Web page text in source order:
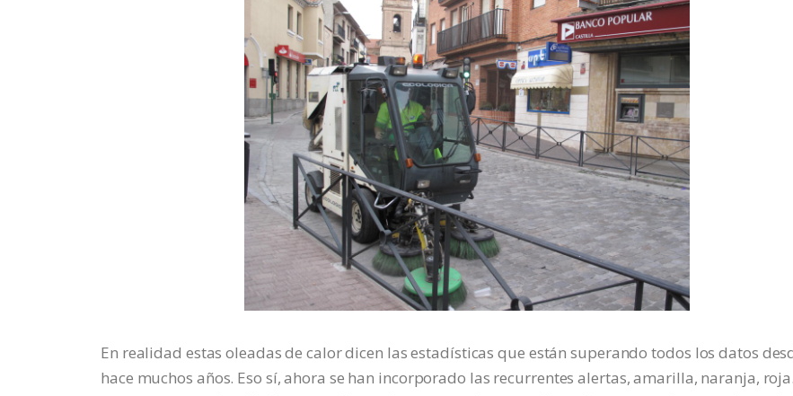
En realidad estas oleadas de calor dicen las estadísticas que están superando todos los datos
hace muchos años. Eso sí, ahora se han incorporado las recurrentes alertas, amarilla, naranja,